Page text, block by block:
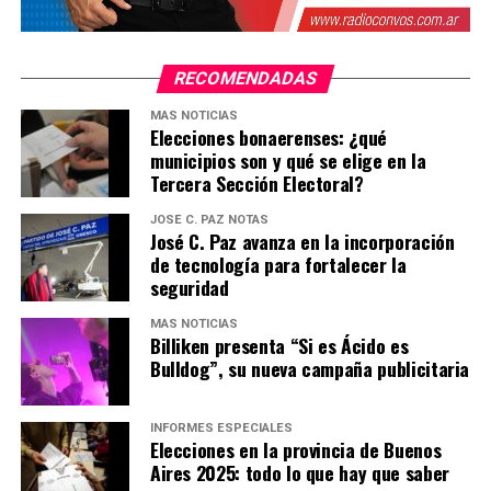
El sistema público de salud funciona a través de una red
integrada con tres niveles de atención que trabajan de
forma complementaria. El primer nivel son los 50
Centros de Salud y Acción Comunitaria
hacen controles de rutina, vacunación, seguimiento de
embarazos, controles pediátricos y el tratamiento de
RECOMENDADAS
MÁS NOTICIAS
Elecciones bonaerenses: ¿qué
municipios son y qué se elige en la
Tercera Sección Electoral?
JOSÉ C. PAZ NOTAS
José C. Paz avanza en la incorporación
de tecnología para fortalecer la
seguridad
MÁS NOTICIAS
Billiken presenta “Si es Ácido es
Bulldog”, su nueva campaña publicitaria
INFORMES ESPECIALES
Elecciones en la provincia de Buenos
Aires 2025: todo lo que hay que saber